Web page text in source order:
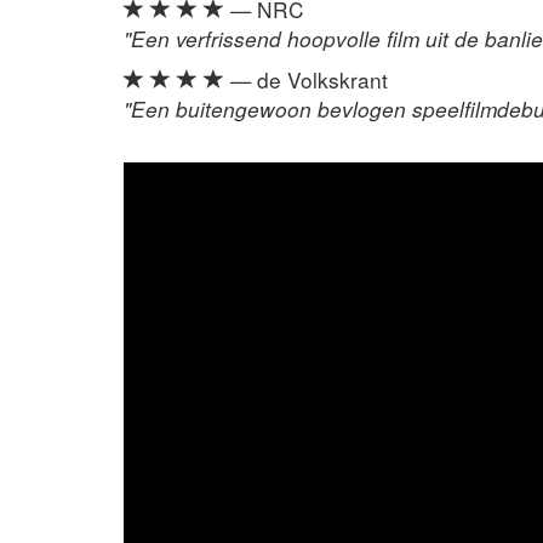
— NRC
"Een verfrissend hoopvolle film uit de
— de Volkskrant
"Een buitengewoon bevlogen